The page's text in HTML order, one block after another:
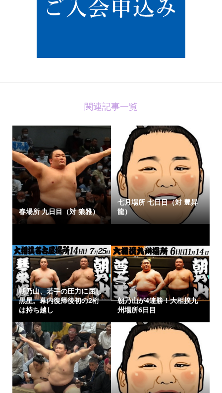
関連記事一覧
春場所 九日目（対 狼雅）
七月場所 七日目（対 豊昇
龍）
朝乃山、若手の圧力に屈し
黒星。幕内復帰後初の2桁
は持ち越し
朝乃山が4連勝！大相撲九
州場所6日目